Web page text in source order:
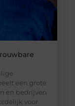
een grote
en bedrijven
voor